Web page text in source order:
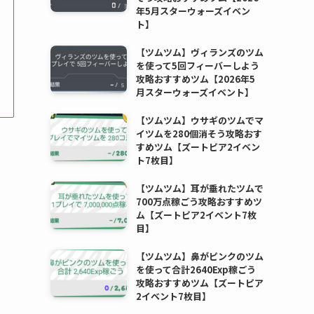
年5月スターウォーズイベン
ト】
【ツムツム】ヴィランズのツム
を使って5回フィーバーしよう
攻略おすすめツム【2026年5
月スターウォーズイベント】
【ツムツム】ウサギのツムでマ
イツムを280個消そう攻略おす
すめツム【ズートピア2イベン
ト7枚目】
【ツムツム】耳が垂れたツムで
700万点稼ごう攻略おすすめツ
ム【ズートピア2イベント7枚
目】
【ツムツム】鼻がピンクのツム
を使って合計2640Exp稼ごう
攻略おすすめツム【ズートピア
2イベント7枚目】